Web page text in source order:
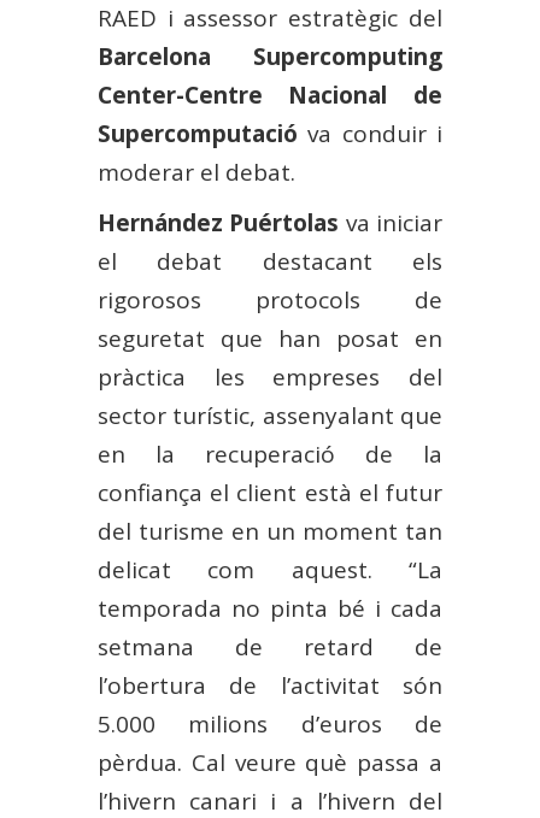
RAED i assessor estratègic del
Barcelona Supercomputing
Center-Centre Nacional de
Supercomputació va conduir i
moderar el debat.
Hernández Puértolas va iniciar
el debat destacant els
rigorosos protocols de
seguretat que han posat en
pràctica les empreses del
sector turístic, assenyalant que
en la recuperació de la
confiança el client està el futur
del turisme en un moment tan
delicat com aquest. “La
temporada no pinta bé i cada
setmana de retard de
l’obertura de l’activitat són
5.000 milions d’euros de
pèrdua. Cal veure què passa a
l’hivern canari i a l’hivern del